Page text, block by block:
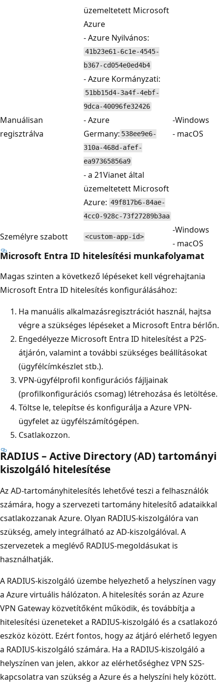
üzemeltetett Microsoft
Azure
Manuálisan
regisztrálva
- Azure Nyilvános:
41b23e61-6c1e-4545-
b367-cd054e0ed4b4
- Azure Kormányzati:
51bb15d4-3a4f-4ebf-
9dca-40096fe32426
- Azure
Germany: 538ee9e6-
310a-468d-afef-
ea97365856a9
- a 21Vianet által
üzemeltetett Microsoft
Azure: 49f817b6-84ae-
4cc0-928c-73f27289b3aa
-Windows
- macOS
Személyre szabott <custom-app-id>
-Windows
- macOS
Microsoft Entra ID hitelesítési munkafolyamat
Magas szinten a következő lépéseket kell végrehajtania
Microsoft Entra ID hitelesítés konfigurálásához:
Ha manuális alkalmazásregisztrációt használ, hajtsa
végre a szükséges lépéseket a Microsoft Entra bérlőn.
Engedélyezze Microsoft Entra ID hitelesítést a P2S-
átjárón, valamint a további szükséges beállításokat
(ügyfélcímkészlet stb.).
VPN-ügyfélprofil konfigurációs fájljainak
(profilkonfigurációs csomag) létrehozása és letöltése.
Töltse le, telepítse és konfigurálja a Azure VPN-
ügyfelet az ügyfélszámítógépen.
Csatlakozzon.
RADIUS – Active Directory (AD) tartományi
kiszolgáló hitelesítése
Az AD-tartományhitelesítés lehetővé teszi a felhasználók
számára, hogy a szervezeti tartomány hitelesítő adataikkal
csatlakozzanak Azure. Olyan RADIUS-kiszolgálóra van
szükség, amely integrálható az AD-kiszolgálóval. A
szervezetek a meglévő RADIUS-megoldásukat is
használhatják.
A RADIUS-kiszolgáló üzembe helyezhető a helyszínen vagy
a Azure virtuális hálózaton. A hitelesítés során az Azure
VPN Gateway közvetítőként működik, és továbbítja a
hitelesítési üzeneteket a RADIUS-kiszolgáló és a csatlakozó
eszköz között. Ezért fontos, hogy az átjáró elérhető legyen
a RADIUS-kiszolgáló számára. Ha a RADIUS-kiszolgáló a
helyszínen van jelen, akkor az elérhetőséghez VPN S2S-
kapcsolatra van szükség a Azure és a helyszíni hely között.